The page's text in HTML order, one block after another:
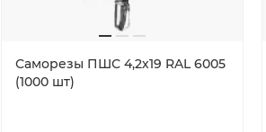
Саморезы ПШС 4,2х19 RAL 6005
(1000 шт)